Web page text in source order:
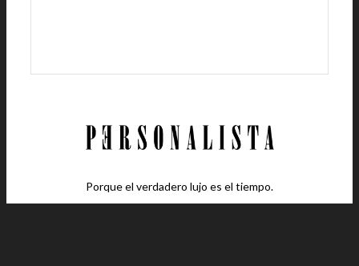
Porque el verdadero lujo es el tiempo.